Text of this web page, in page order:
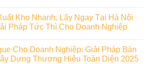
Kho Nhanh, Lấy Ngay Tại Hà Nội
Pháp Tức Thì Cho Doanh Nghiệp
Cho Doanh Nghiệp: Giải Pháp Bán
Dựng Thương Hiệu Toàn Diện 2025